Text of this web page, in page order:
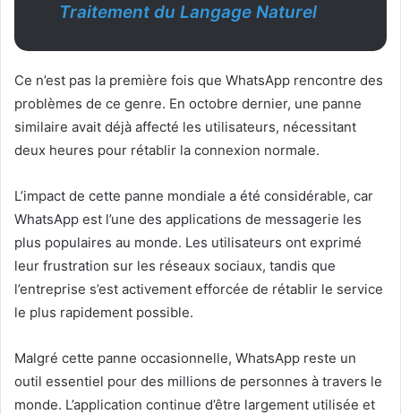
Traitement du Langage Naturel
Ce n’est pas la première fois que WhatsApp rencontre des
problèmes de ce genre. En octobre dernier, une panne
similaire avait déjà affecté les utilisateurs, nécessitant
deux heures pour rétablir la connexion normale.
L’impact de cette panne mondiale a été considérable, car
WhatsApp est l’une des applications de messagerie les
plus populaires au monde. Les utilisateurs ont exprimé
leur frustration sur les réseaux sociaux, tandis que
l’entreprise s’est activement efforcée de rétablir le service
le plus rapidement possible.
Malgré cette panne occasionnelle, WhatsApp reste un
outil essentiel pour des millions de personnes à travers le
monde. L’application continue d’être largement utilisée et